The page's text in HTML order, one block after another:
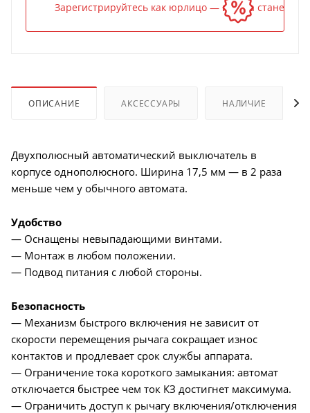
Зарегистрируйтесь как юрлицо — и цена станет
ОПИСАНИЕ АКСЕССУАРЫ НАЛИЧИЕ
Двухполюсный автоматический выключатель в
корпусе однополюсного. Ширина 17,5 мм — в 2 раза
меньше чем у обычного автомата.
Удобство
— Оснащены невыпадающими винтами.
— Монтаж в любом положении.
— Подвод питания с любой стороны.
Безопасность
— Механизм быстрого включения не зависит от
скорости перемещения рычага сокращает износ
контактов и продлевает срок службы аппарата.
— Ограничение тока короткого замыкания: автомат
отключается быстрее чем ток КЗ достигнет максимума.
— Ограничить доступ к рычагу включения/отключения